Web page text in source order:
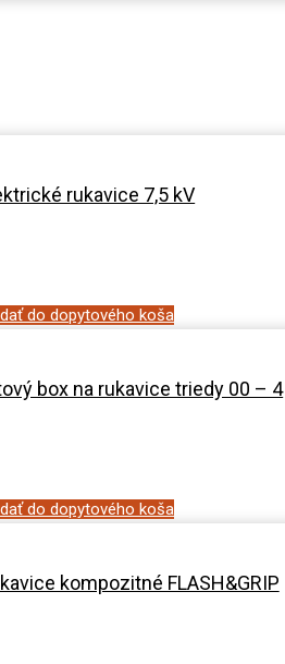
rukavice 7,5 kV
do dopytového koša
box na rukavice triedy 00 – 4
do dopytového koša
kompozitné FLASH&GRIP